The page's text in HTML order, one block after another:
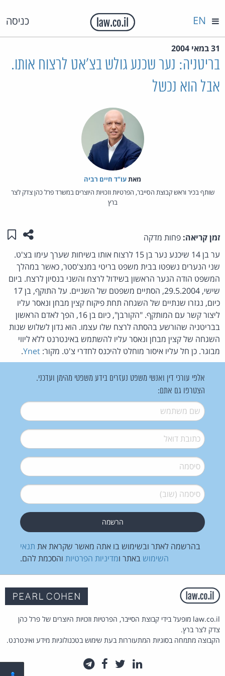
כניסה EN
31 במאי 2004
בריטניה: נער שכנע גולש בצ'אט לרצוח אותו.
אבל הוא נכשל
מאת‏עו"ד חיים רביה
שותף בכיר וראש קבוצת הסייבר, הפרטיות וזכויות היוצרים במשרד פרל כהן צדק לצר
ברץ
זמן קריאה: פחות מדקה שתפו
ער בן 14 שיכנע נער בן 15 לרצוח אותו בשיחות שערך עימו בצ'ט.
שני הנערים נשפטו בבית משפט בריטי במנצ'סטר, כאשר במהלך
המשפט הודה הנער הראשון בשידול לרצח והשני בנסיון לרצח. ביום
שישי, 29.5.2004, הסתיים משפטם של השניים. על התוקף, בן 17
כיום, נגזרו שנתיים של השגחה תחת פיקוח קצין מבחן ונאסר עליו
ליצור קשר עם המותקף. "הקורבן", כיום בן 16, הפך לאדם הראשון
בבריטניה שהורשע בהסתה לרצח שלו עצמו. הוא נדון לשלוש שנות
השגחה של קצין מבחן ונאסר עליו להשתמש באינטרנט ללא ליווי
מבוגר. כן חל עליו איסור מוחלט להיכנס לחדרי צ'ט. מקור: Ynet
.
אלפי עורכי דין ואנשי משפט נעזרים בידע משפטי מהימן ועדכני.
הצטרפו גם אתם:
שם משתמש*
דואל*
סיסמה*
סיסמה (שוב)*
בהרשמה לאתר ובשימוש בו אתה מאשר שקראת את תנאי
השימוש באתר ומדיניות הפרטיות והסכמת להם.
law.co.il מופעל בידי קבוצת הסייבר, הפרטיות וזכויות היוצרים של פרל כהן
צדק לצר ברץ.
הקבוצה מתמחה בסוגיות המתעוררות בעת שימוש בטכנולוגיות מידע ואינטרנט.
לינקדאין
טוויטרפייסבוק